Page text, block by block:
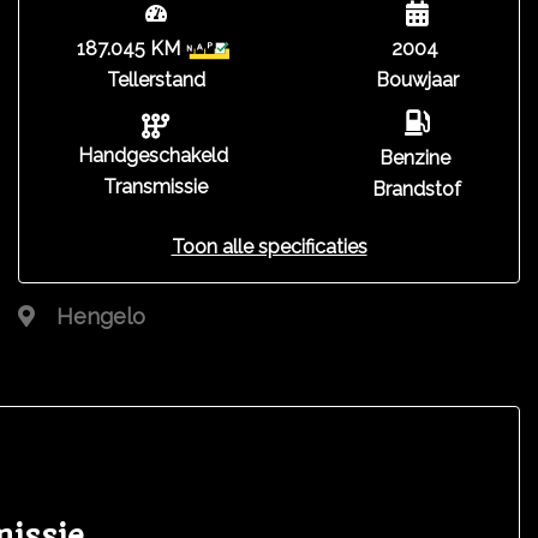
187.045 KM
Tellerstand
Handgeschakeld
Transmissie
2004
Bouwjaar
Benzine
Brandstof
Toon alle specificaties
Hengelo